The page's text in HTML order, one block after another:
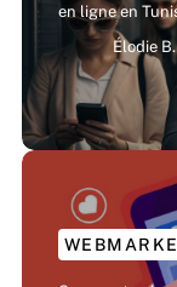
en ligne en
Élodie B.